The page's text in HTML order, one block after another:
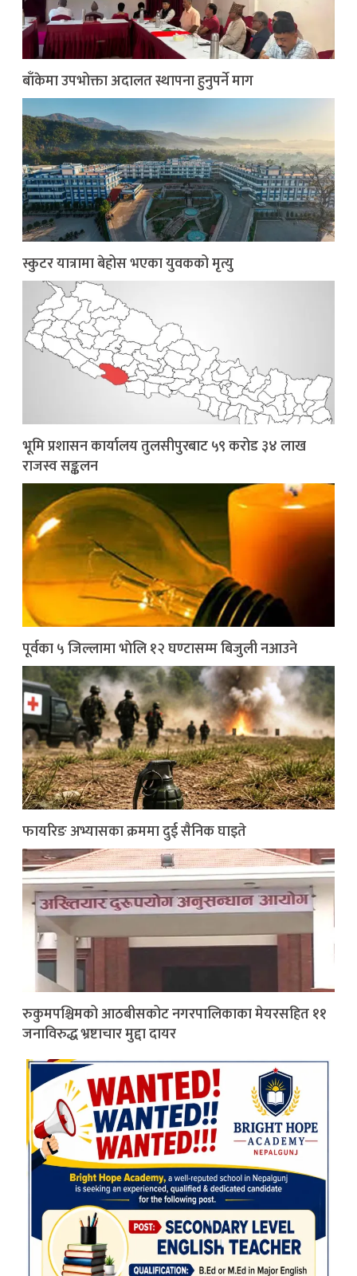
बाँकेमा उपभोक्ता अदालत स्थापना हुनुपर्ने माग
स्कुटर यात्रामा बेहोस भएका युवकको मृत्यु
भूमि प्रशासन कार्यालय तुलसीपुरबाट ५९ करोड ३४ लाख
राजस्व सङ्कलन
पूर्वका ५ जिल्लामा भाेलि १२ घण्टासम्म बिजुली नआउने
फायरिङ अभ्यासका क्रममा दुई सैनिक घाइते
रुकुमपश्चिमको आठबीसकोट नगरपालिकाका मेयरसहित ११
जनाविरुद्ध भ्रष्टाचार मुद्दा दायर